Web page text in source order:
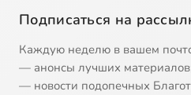
Подписаться на
Каждую неделю в вашем
— анонсы лучших
— новости подопечных